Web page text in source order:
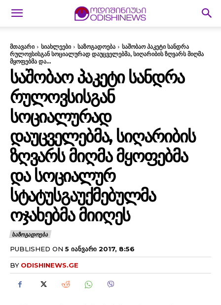
მთავარი სიახლეები საზოგადოება
საშობაო პაკეტი სანდრა
რულოვსისგან სოციალურად დაუცველებმა, სიღარიბის ზღვარს მიღმა
მყოფებმა და...
ᲡᲐᲨᲝᲑᲐᲝ ᲞᲐᲙᲔᲢᲘ ᲡᲐᲜᲓᲠᲐ
ᲠᲣᲚᲝᲕᲡᲘᲡᲒᲐᲜ
ᲡᲝᲪᲘᲐᲚᲣᲠᲐᲓ
ᲓᲐᲣᲪᲕᲔᲚᲔᲑᲛᲐ, ᲡᲘᲦᲐᲠᲘᲑᲘᲡ
ᲖᲦᲕᲐᲠᲡ ᲛᲘᲦᲛᲐ ᲛᲧᲝᲤᲔᲑᲛᲐ
ᲓᲐ ᲡᲝᲪᲘᲐᲚᲣᲠ
ᲡᲢᲐᲢᲣᲡᲒᲐᲣᲥᲛᲔᲑᲣᲚᲛᲐ
ᲝᲯᲐᲮᲔᲑᲛᲐ ᲛᲘᲘᲦᲔᲡ
ᲡᲐᲖᲝᲒᲐᲓᲝᲔᲑᲐ
PUBLISHED ON 5 ᲘᲐᲜᲕᲐᲠᲘ 2017, 8:56
BY ODISHINEWS.GE